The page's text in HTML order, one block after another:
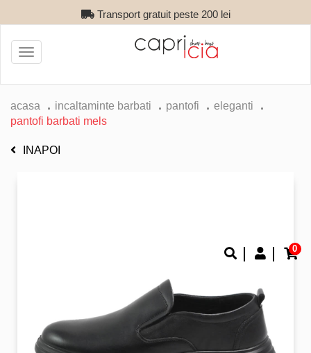
Transport gratuit peste 200 lei
0
Toggle
navigation
acasa incaltaminte barbati pantofi
eleganti
pantofi barbati mels
INAPOI